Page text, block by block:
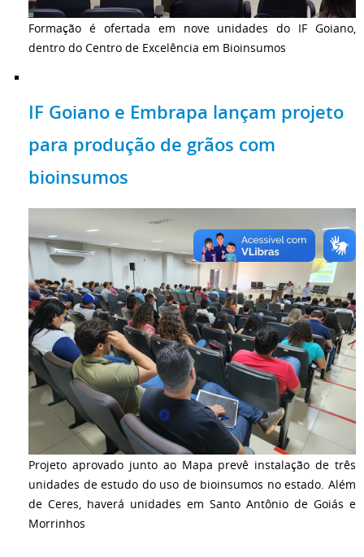
Formação é ofertada em nove unidades do IF Goiano,
dentro do Centro de Excelência em Bioinsumos
IF Goiano e Embrapa lançam projeto
para produção de grãos com
bioinsumos
Projeto aprovado junto ao Mapa prevê instalação de três
unidades de estudo do uso de bioinsumos no estado. Além
de Ceres, haverá unidades em Santo Antônio de Goiás e
Morrinhos